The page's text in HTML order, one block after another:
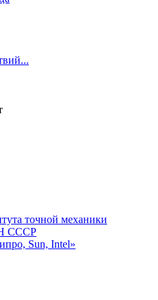
точной механики
СССР
Sun, Intel»